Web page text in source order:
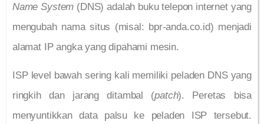
Name System (DNS) adalah buku telepon internet yang
mengubah nama situs (misal: bpr-anda.co.id) menjadi
alamat IP angka yang dipahami mesin.
ISP level bawah sering kali memiliki peladen DNS yang
ringkih dan jarang ditambal (patch). Peretas bisa
menyuntikkan data palsu ke peladen ISP tersebut.